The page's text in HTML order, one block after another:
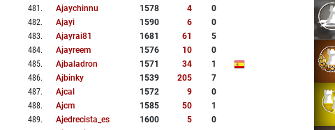
481 . Ajaychinnu 1578 4
0
482. Ajayi 1590 6
0
483. Ajayrai81 1681 61
5
484. Ajayreem 1576 10
0
485. Ajbaladron 1571 34
1
486. Ajbinky 1539 205
7
487. Ajcal 1572 9
0
488. Ajcm 1585 50
1
489. Ajedrecista_es 1600 5
0